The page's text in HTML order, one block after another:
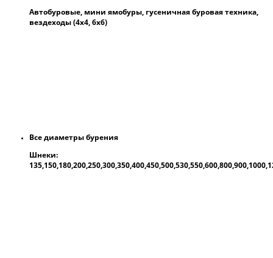
Автобуровые, мини ямобуры, гусеничная буровая техника,
вездеходы (4х4, 6х6)
Все диаметры бурения
Шнеки: